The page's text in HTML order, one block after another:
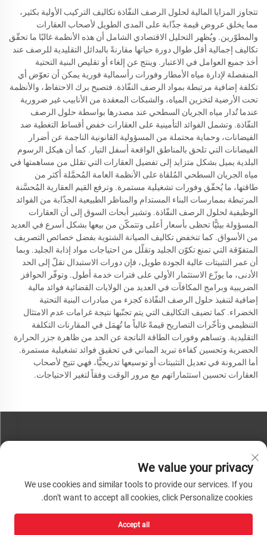
تتجاوز المزايا المالية لحلول الرصف النفّاذة تكاليف التركيب الأولية بكثير،
مما يخلق عروض قيمة جذّابة على المدى الطويل لأصحاب العقارات
والمطوّرين. ويُظهر التحليل الاقتصادي الشامل أن هذه الأنظمة غالبًا ما تحقّق
تكاليف إجمالية أقل طوال دورة حياتها مقارنةً بالبدائل التقليدية للرصف عند
أخذ جميع العوامل في الاعتبار. وينتج عن إلغاء أو تقليص البنية التحتية
المنفصلة لإدارة مياه الأمطار وفورات رأسمالية فورية يمكن أن تعوّض أي
تكلفة إضافية مرتبطة بمواد الرصف النفّاذة. فتصبح برك الاحتفاظ، والأنظمة
تحت الأرضية لتخزين المياه، والشبكات المعقدة من الأنابيب غير ضرورية
عندما تُدار مياه الجريان السطحي عند مصدرها بواسطة حلول الرصف
النفّاذة. وتشمل الفوائد التأمينية على العقارات خفض أقساط التغطية ضد
الفيضانات، وحماية محتملة من المسؤولية القانونية الناجمة عن أضرار
الفيضانات التي تلحق بالمناطق الواقعة أسفل التيار. كما أن هيكل الرسوم
البلدية يميل بشكل متزايد إلى تفضيل العقارات التي تقلل من مساهمتها في
مياه الجريان السطحي المُلقاة على الأنظمة العامة المُحمَّلة أكثر من
طاقتها، ما يُحقّق وفورات تشغيلية مستمرة. وترفع القيم العقارية المُحسَّنة
المرتبطة بممارسات البناء المستدام والمناظر الطبيعية الجذّابة من الفوائد
الوظيفية لحلول الرصف النفّاذة. وتشير أبحاث السوق إلى أن العقارات
المسؤولة بيئيًّا تحظى بأسعار أعلى وتتمكّن من بيعها بشكل أسرع في العديد
من الأسواق. كما تنخفض تكاليف الصيانة الشتوية بفضل خصائص التصريف
المتفوّقة التي تمنع تكوّن الجليد وتقلّل من احتياجات مواد إذابة الجليد. وبما
أن عمر التثبيتات عالية الجودة طويل، فإن دورات الاستبدال تقلّ إلى الحد
الأدنى، ما يوزّع الاستثمار الأولي على فترات خدمة أطول. وتوفّر الحوافز
الضريبية وبرامج المكافآت في العديد من الولايات القضائية فوائد مالية
إضافية لتنفيذ حلول الرصف النفّاذة كجزء من مبادرات البنية التحتية
الخضراء. كما تضيف التكاليف التي يتم تجنّبها نتيجة غرامات عدم الامتثال
التنظيمي وتأخّرات التصاريح قيمةً غالباً ما تُهمَل في المقارنات التكلفة
التقليدية. وتساهم وفورات الطاقة الناتجة عن الحد من ظاهرة جزر الحرارة
الحضرية وتحسين كفاءة تبريد المباني في تحقيق فوائد تشغيلية مستمرة.
أما المرونة في تعديل التثبيتات أو توسيعها تدريجيًّا، فهي تتيح لأصحاب
العقارات تحسين استثماراتهم مع مرور الوقت وفقاً لتغير الاحتياجات.
هاتف:+86-13793890209
هاتف:+86-13793890209
We value your privacy
We use cookies and similar tools to provide our services. If you
don't want to accept all cookies, click Personalize cookies.
Accept all